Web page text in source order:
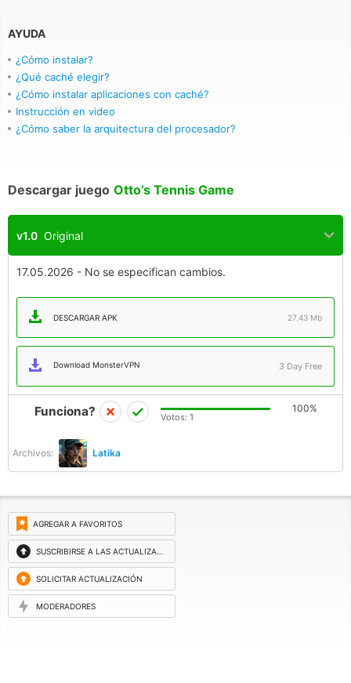
AYUDA
¿Cómo instalar?
¿Qué caché elegir?
¿Cómo instalar aplicaciones con caché?
Instrucción en video
¿Cómo saber la arquitectura del procesador?
Descargar juego Otto’s Tennis Game
v1.0 Original
17.05.2026 - No se especifican cambios.
DESCARGAR APK 27.43 Mb
Download MonsterVPN 3 Day Free
Archivos: Latika
Funciona? 100%
Votos: 1
AGREGAR A FAVORITOS
SUSCRIBIRSE A LAS ACTUALIZACIONES
SOLICITAR ACTUALIZACIÓN
MODERADORES